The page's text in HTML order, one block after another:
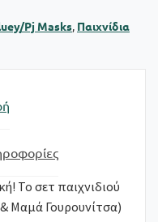
Pj Masks, Παιχνίδια
Το σετ παιχνιδιού
Μαμά Γουρουνίτσα)